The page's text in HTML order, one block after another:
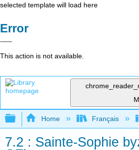
selected template will load here
Error
This action is not available.
Expand/collapse global
Home Français
7.2 : Sainte-Sophie